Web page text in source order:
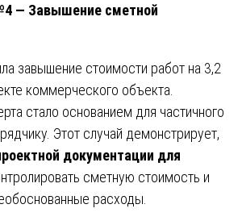
— Завышение сметной
завышение стоимости работ на 3,2
коммерческого объекта.
стало основанием для частичного
Этот случай демонстрирует,
документации для
сметную стоимость и
расходы.